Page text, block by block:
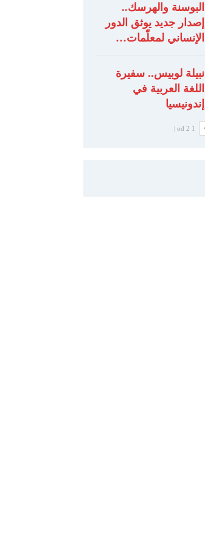
البوسنة والهرسك..
إصدار جديد يوثق الدور
الإنساني لمعلّمات…
نبيلة لوبيس.. سفيرة
اللغة العربية في
إندونيسيا
1 od 2 |